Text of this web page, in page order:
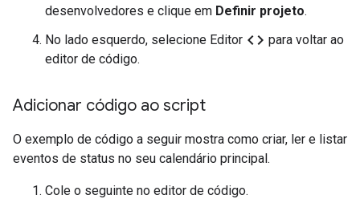
desenvolvedores e clique em Definir projeto.
No lado esquerdo, selecione Editor code para voltar ao
editor de código.
Adicionar código ao script
O exemplo de código a seguir mostra como criar, ler e listar
eventos de status no seu calendário principal.
Cole o seguinte no editor de código.